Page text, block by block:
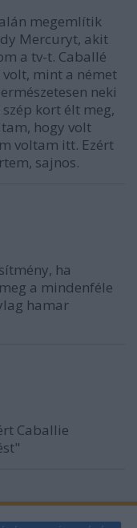
megemlítik
Mercuryt, akit
a tv-t. Caballé
mint a német
neki
kort élt meg,
hogy volt
voltam itt. Ezért
sajnos.
ha
a mindenféle
hamar
Caballie